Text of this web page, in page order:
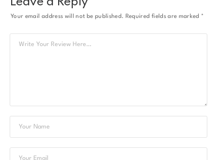
Your email address will not be published. Required fields are marked *